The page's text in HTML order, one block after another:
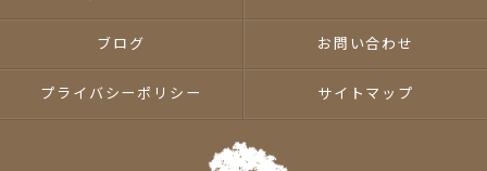
ブログ お問い合わせ
プライバシーポリシー サイトマップ